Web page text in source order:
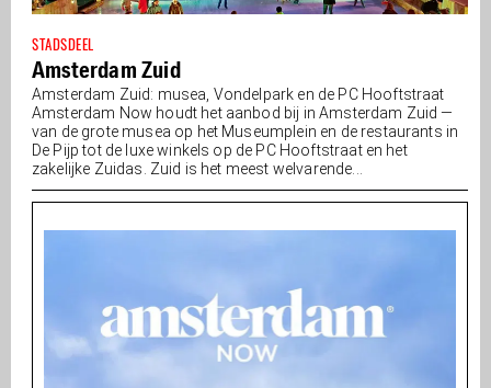
STADSDEEL
Amsterdam Zuid
Amsterdam Zuid: musea, Vondelpark en de PC Hooftstraat
Amsterdam Now houdt het aanbod bij in Amsterdam Zuid —
van de grote musea op het Museumplein en de restaurants in
De Pijp tot de luxe winkels op de PC Hooftstraat en het
zakelijke Zuidas. Zuid is het meest welvarende...